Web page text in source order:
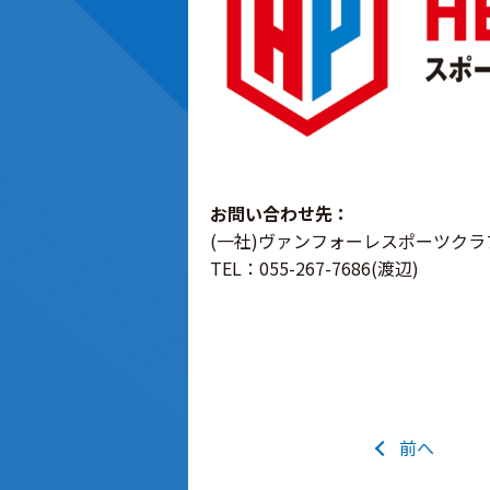
お問い合わせ先：
(一社)ヴァンフォーレスポーツク
TEL：055-267-7686(渡辺)
前へ